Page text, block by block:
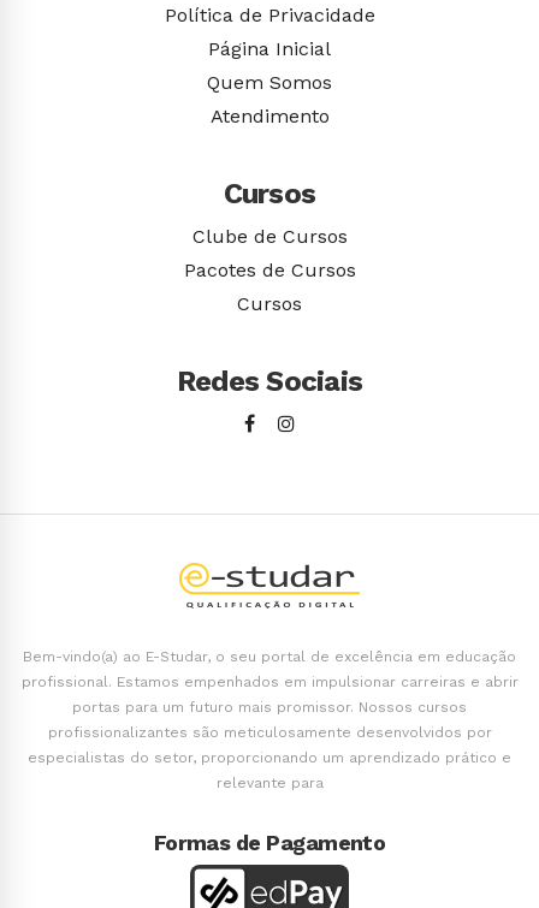
Política de Privacidade
Página Inicial
Quem Somos
Atendimento
Cursos
Clube de Cursos
Pacotes de Cursos
Cursos
Redes Sociais
Bem-vindo(a) ao E-Studar, o seu portal de excelência em educação
profissional. Estamos empenhados em impulsionar carreiras e abrir
portas para um futuro mais promissor. Nossos cursos
profissionalizantes são meticulosamente desenvolvidos por
especialistas do setor, proporcionando um aprendizado prático e
relevante para
Formas de Pagamento